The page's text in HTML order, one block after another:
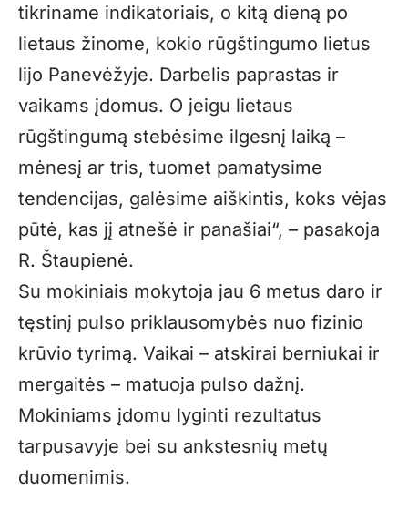
tikriname indikatoriais, o kitą dieną po
lietaus žinome, kokio rūgštingumo lietus
lijo Panevėžyje. Darbelis paprastas ir
vaikams įdomus. O jeigu lietaus
rūgštingumą stebėsime ilgesnį laiką –
mėnesį ar tris, tuomet pamatysime
tendencijas, galėsime aiškintis, koks vėjas
pūtė, kas jį atnešė ir panašiai“, – pasakoja
R. Štaupienė.
Su mokiniais mokytoja jau 6 metus daro ir
tęstinį pulso priklausomybės nuo fizinio
krūvio tyrimą. Vaikai – atskirai berniukai ir
mergaitės – matuoja pulso dažnį.
Mokiniams įdomu lyginti rezultatus
tarpusavyje bei su ankstesnių metų
duomenimis.